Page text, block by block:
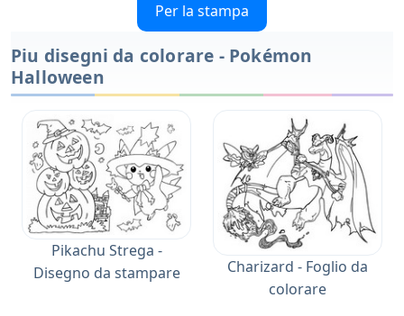
Per la stampa
Piu disegni da colorare - Pokémon
Halloween
Pikachu Strega -
Disegno da stampare
Charizard - Foglio da
colorare